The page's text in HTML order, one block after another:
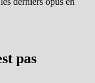
pas